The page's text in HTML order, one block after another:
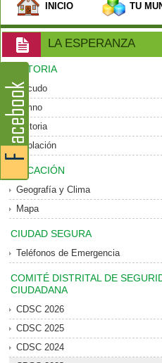
INICIO TU
LA ESPERANZA
HISTORIA
Escudo
Himno
Historia
Población
UBICACIÓN
Geografía y Clima
Mapa
CIUDAD SEGURA
Teléfonos de Emergencia
COMITÉ DISTRITAL DE
CIUDADANA
CDSC 2026
CDSC 2025
CDSC 2024